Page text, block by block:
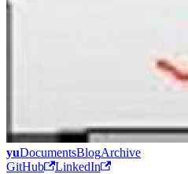
yuDocumentsBlogArchive
GitHub
LinkedIn